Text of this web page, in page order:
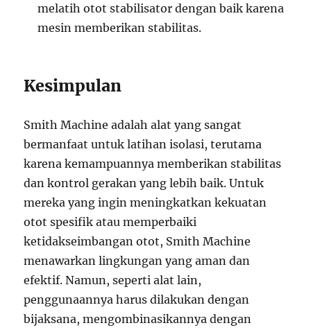
melatih otot stabilisator dengan baik karena
mesin memberikan stabilitas.
Kesimpulan
Smith Machine adalah alat yang sangat
bermanfaat untuk latihan isolasi, terutama
karena kemampuannya memberikan stabilitas
dan kontrol gerakan yang lebih baik. Untuk
mereka yang ingin meningkatkan kekuatan
otot spesifik atau memperbaiki
ketidakseimbangan otot, Smith Machine
menawarkan lingkungan yang aman dan
efektif. Namun, seperti alat lain,
penggunaannya harus dilakukan dengan
bijaksana, mengombinasikannya dengan